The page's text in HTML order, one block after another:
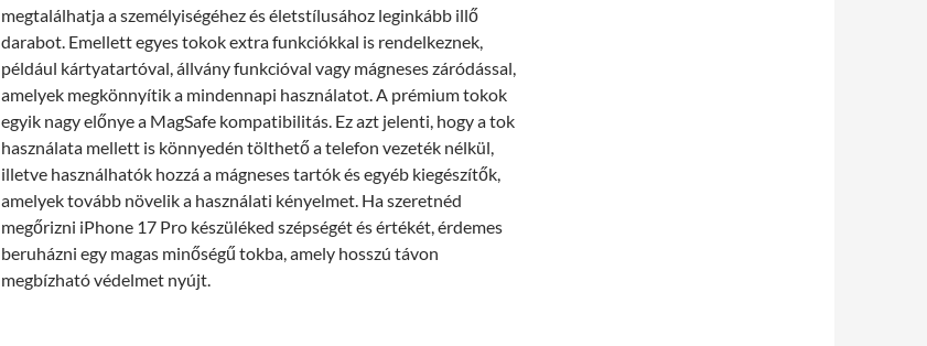
megtalálhatja a személyiségéhez és életstílusához leginkább illő
darabot. Emellett egyes tokok extra funkciókkal is rendelkeznek,
például kártyatartóval, állvány funkcióval vagy mágneses záródással,
amelyek megkönnyítik a mindennapi használatot. A prémium tokok
egyik nagy előnye a MagSafe kompatibilitás. Ez azt jelenti, hogy a tok
használata mellett is könnyedén tölthető a telefon vezeték nélkül,
illetve használhatók hozzá a mágneses tartók és egyéb kiegészítők,
amelyek tovább növelik a használati kényelmet. Ha szeretnéd
megőrizni iPhone 17 Pro készüléked szépségét és értékét, érdemes
beruházni egy magas minőségű tokba, amely hosszú távon
megbízható védelmet nyújt.